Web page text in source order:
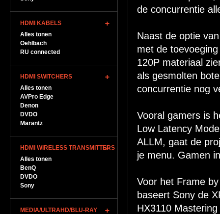
HDMI KABELS
Alles tonen
Oehlbach
RU connected
HDMI SWITCHERS
Alles tonen
AVPro Edge
Denon
DVDO
Marantz
HDMI WIRELESS TRANSMITTERS
Alles tonen
BenQ
DVDO
Sony
MEDIA/ULTRAHD/BLU-RAY
de concurrentie
Naast de optie
met de
120P materiaal
als gesmolten
concurrentie nog
Vooral gamers is
Low Latency
ALLM, gaat de
je menu. Gamen
Voor het Frame
baseert Sony de
HX3110